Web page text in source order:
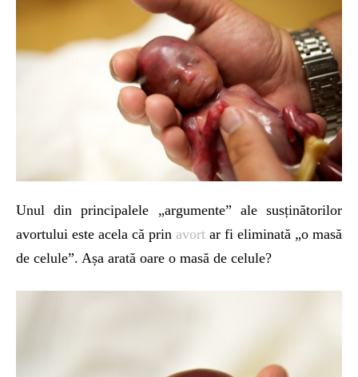
Unul din principalele „argumente” ale susținătorilor
avortului este acela că prin avort ar fi eliminată „o masă
de celule”. Așa arată oare o masă de celule?